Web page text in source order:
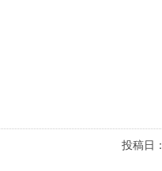
投稿日：